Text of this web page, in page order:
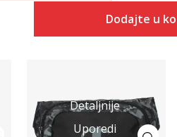
Dodajte u
Detaljnije
Uporedi